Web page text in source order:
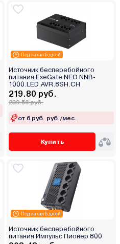
Под заказ 5 дней
Источник бесперебойного
питания ExeGate NEO NNB-
1000.LED.AVR.8SH.CH
219.80 руб.
239.58 руб.
от 6 руб. руб./мес.
Купить
Под заказ 5 дней
Источник бесперебойного
питания Импульс Пионер 800